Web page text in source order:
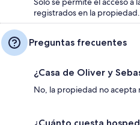
registrados en la propiedad.
Preguntas frecuentes
¿Casa de Oliver y
No, la propiedad no acepta